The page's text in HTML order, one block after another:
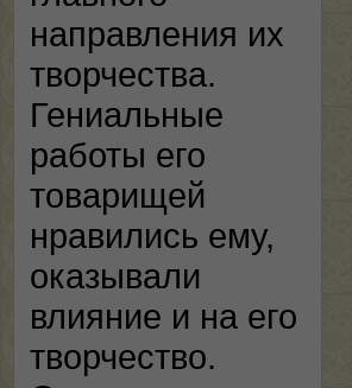
направления их
творчества.
Гениальные
работы его
товарищей
нравились ему,
оказывали
влияние и на его
творчество.